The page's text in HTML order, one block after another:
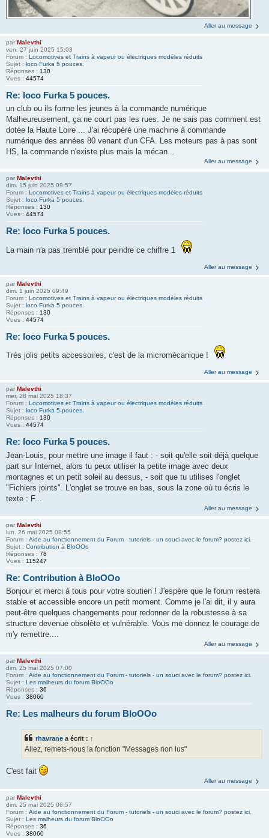
Aller au message
par Malevthi
ven. 27 juin 2025 15:03
Forum : Locomotives et Trains à vapeur ou électriques modèles réduits
Sujet : loco Furka 5 pouces.
Réponses : 130
Vues : 44574
Re: loco Furka 5 pouces.
un club ou ils forme les jeunes à la commande numérique
Malheureusement, ça ne court pas les rues. Je ne sais pas comment est
dotée la Haute Loire ... J'ai récupéré une machine à commande
numérique des années 80 venant d'un CFA. Les moteurs pas à pas sont
HS, la commande n'existe plus mais la mécan...
Aller au message
par Malevthi
dim. 15 juin 2025 09:57
Forum : Locomotives et Trains à vapeur ou électriques modèles réduits
Sujet : loco Furka 5 pouces.
Réponses : 130
Vues : 44574
Re: loco Furka 5 pouces.
La main n'a pas tremblé pour peindre ce chiffre 1
Aller au message
par Malevthi
dim. 1 juin 2025 09:49
Forum : Locomotives et Trains à vapeur ou électriques modèles réduits
Sujet : loco Furka 5 pouces.
Réponses : 130
Vues : 44574
Re: loco Furka 5 pouces.
Très jolis petits accessoires, c'est de la micromécanique !
Aller au message
par Malevthi
mer. 28 mai 2025 18:37
Forum : Locomotives et Trains à vapeur ou électriques modèles réduits
Sujet : loco Furka 5 pouces.
Réponses : 130
Vues : 44574
Re: loco Furka 5 pouces.
Jean-Louis, pour mettre une image il faut : - soit qu'elle soit déjà quelque
part sur Internet, alors tu peux utiliser la petite image avec deux
montagnes et un petit soleil au dessus, - soit que tu utilises l'onglet
"Fichiers joints". L'onglet se trouve en bas, sous la zone où tu écris le
texte : F...
Aller au message
par Malevthi
lun. 26 mai 2025 08:55
Forum : Aide au fonctionnement du Forum - tutoriels - un souci avec le forum? postez ici.
Sujet : Contribution à BloOOo
Réponses : 78
Vues : 115247
Re: Contribution à BloOOo
Bonjour et merci à tous pour votre soutien ! J'espère que le forum restera
stable et accessible encore un petit moment. Comme je l'ai dit, il y aura
peut-être quelques changements pour redonner de la robustesse à sa
structure devenue obsolète et vulnérable. Vous me donnez le courage de
m'y remettre....
Aller au message
par Malevthi
dim. 25 mai 2025 07:00
Forum : Aide au fonctionnement du Forum - tutoriels - un souci avec le forum? postez ici.
Sujet : Les malheurs du forum BloOOo
Réponses : 36
Vues : 38060
Re: Les malheurs du forum BloOOo
rhavrane a écrit : ↑
Allez, remets-nous la fonction "Messages non lus"
C'est fait
Aller au message
par Malevthi
dim. 25 mai 2025 06:57
Forum : Aide au fonctionnement du Forum - tutoriels - un souci avec le forum? postez ici.
Sujet : Les malheurs du forum BloOOo
Réponses : 36
Vues : 38060